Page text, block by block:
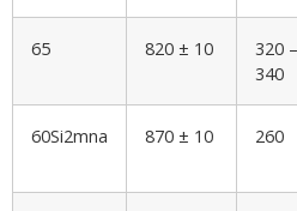
65 820 ± 10
320 –
340
60Si2mna 870 ± 10 260